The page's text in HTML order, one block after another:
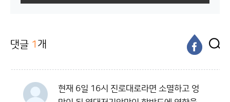
댓글 1 개
현재 6일 16시 진로대로라면 소멸하고 엉